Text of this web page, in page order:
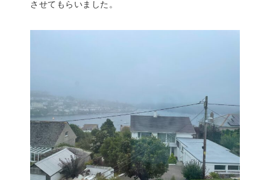
させてもらいました。